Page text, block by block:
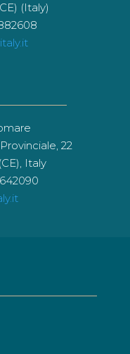
(Italy)
Provinciale, 22
Italy